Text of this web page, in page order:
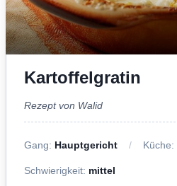
Kartoffelgratin
Rezept von Walid
Gang: Hauptgericht Küche:
Schwierigkeit: mittel